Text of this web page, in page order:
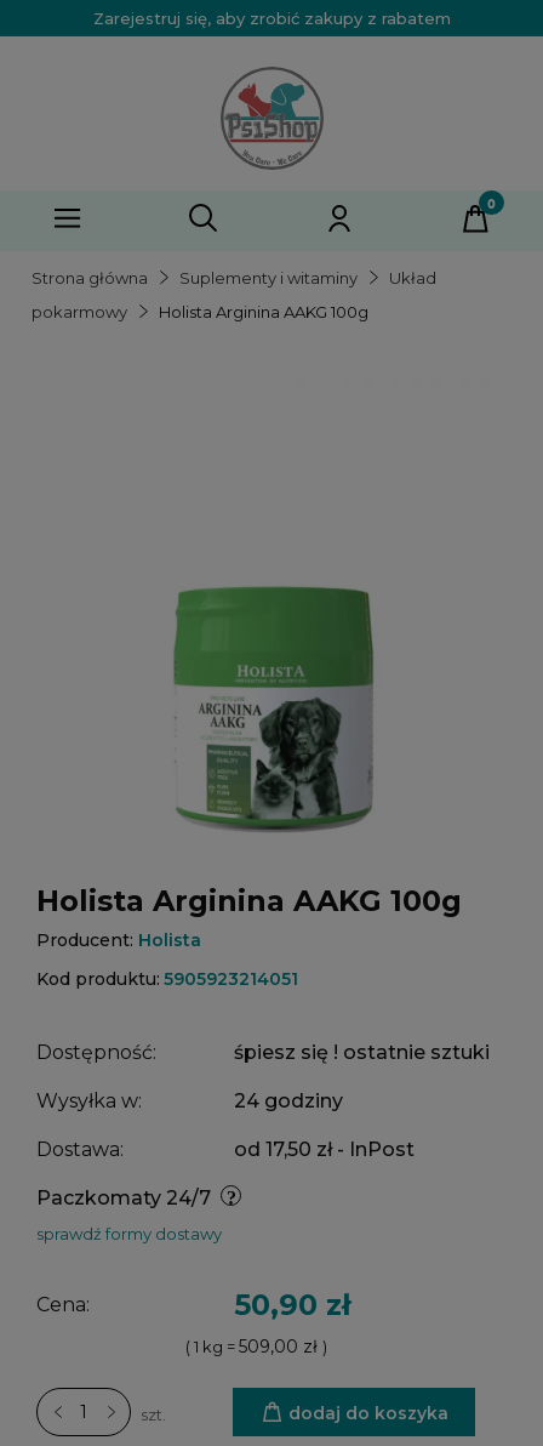
Zarejestruj się, aby zrobić zakupy z rabatem
Strona główna Suplementy i witaminy
Układ
pokarmowy
Holista Arginina AAKG 100g
Holista Arginina AAKG 100g
Producent: Holista
Kod produktu: 5905923214051
Dostępność: śpiesz się ! ostatnie sztuki
Wysyłka w: 24 godziny
Dostawa: od 17,50 zł - InPost
Paczkomaty 24/7
sprawdź formy dostawy
Cena: 50,90 zł
( 1 kg =509,00 zł )
szt. dodaj do koszyka